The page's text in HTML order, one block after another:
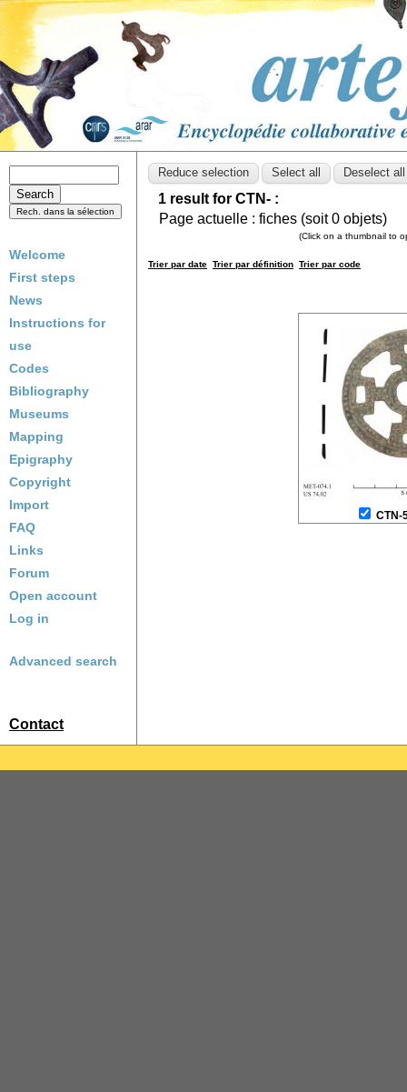
Welcome
First steps
News
Instructions for
use
Codes
Bibliography
Museums
Mapping
Epigraphy
Copyright
Import
FAQ
Links
Forum
Open account
Log in
Advanced search
Contact
1 result for CTN- :
Page actuelle : fiches (soit0 objets)
(Click on a thumbnail to
Trier par date Trier par définition Trier par code
CTN-